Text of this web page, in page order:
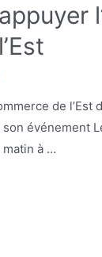
de l’Est
événement
matin à …